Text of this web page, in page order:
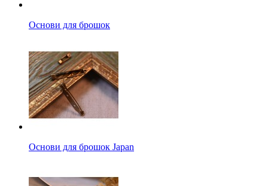
Основи для брошок
Основи для брошок Japan